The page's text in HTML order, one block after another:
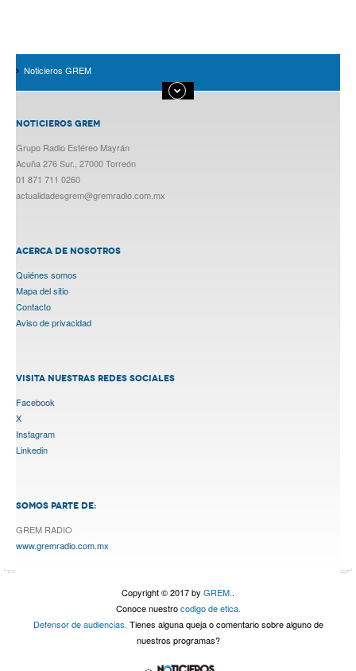
Noticieros GREM
NOTICIEROS GREM
Grupo Radio Estéreo Mayrán
Acuña 276 Sur., 27000 Torreón
01 871 711 0260
actualidadesgrem@gremradio.com.mx
ACERCA DE NOSOTROS
Quiénes somos
Mapa del sitio
Contacto
Aviso de privacidad
VISITA NUESTRAS REDES SOCIALES
Facebook
X
Instagram
Linkedin
SOMOS PARTE DE:
GREM RADIO
www.gremradio.com.mx
Copyright © 2017 by GREM..
Conoce nuestrocodigo de etica.
Defensor de audiencias. Tienes alguna queja o comentario sobre alguno de
nuestros programas?